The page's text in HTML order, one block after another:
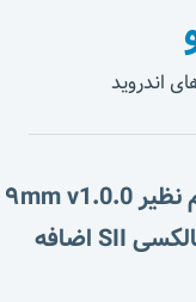
اندروید
بازی فوق العاده زیبا ، اکشن و کم نظیر ۹mm v1.0.0
با گرافیک HD + گیم DATA (دیتای گالکسی SII اضافه